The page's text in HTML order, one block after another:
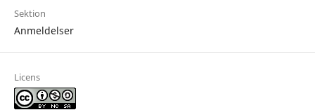
Sektion
Anmeldelser
Licens